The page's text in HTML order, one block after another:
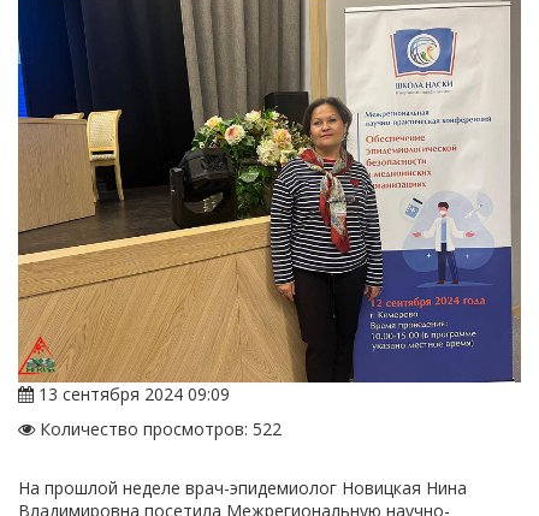
13 сентября 2024 09:09
Количество просмотров: 522
На прошлой неделе врач-эпидемиолог Новицкая Нина
Владимировна посетила Межрегиональную научно-